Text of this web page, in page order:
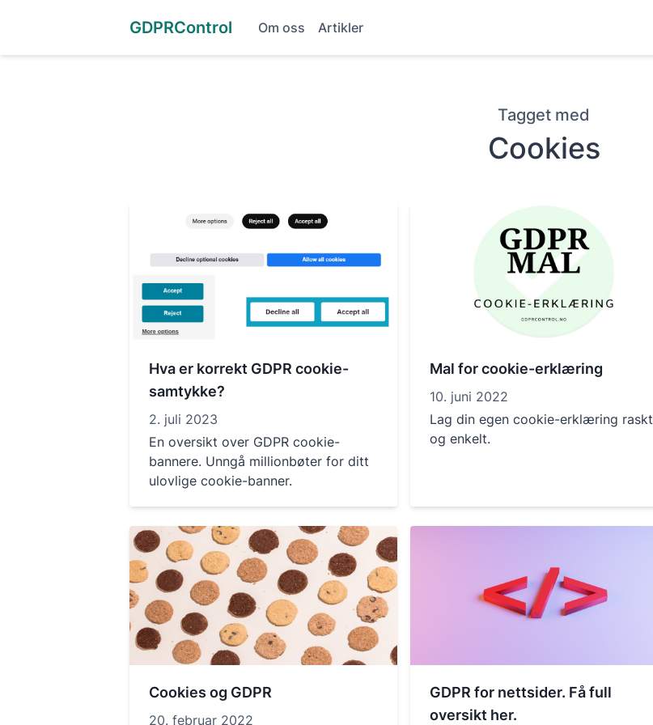
GDPRControl Om oss Artikler
Tagget med
Cookies
Hva er korrekt GDPR cookie-
samtykke?
2. juli 2023
En oversikt over GDPR cookie-
bannere. Unngå millionbøter for ditt
ulovlige cookie-banner.
Mal for cookie-erklæring
10. juni 2022
Lag din egen cookie-erklæring raskt
og enkelt.
Cookies og GDPR
20. februar 2022
GDPR for nettsider. Få full
oversikt her.